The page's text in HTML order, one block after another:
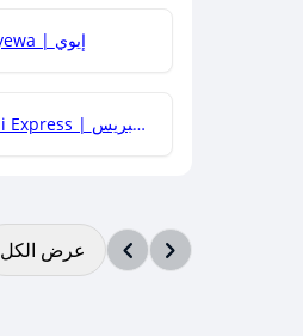
Eyewa | إيوي
Ali Express | علي إكسبريس
عرض الكل